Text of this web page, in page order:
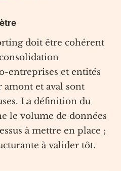
doit être cohérent
entreprises et entités
amont et aval sont
La définition du
le volume de données
à mettre en place ;
à valider tôt.